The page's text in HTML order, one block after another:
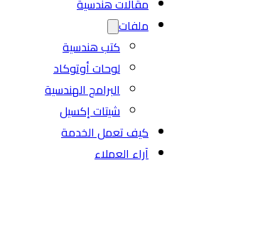
مقالات هندسية
ملفات
كتب هندسية
لوحات أوتوكاد
البرامج الهندسية
شيتات إكسيل
كيف تعمل الخدمة
آراء العملاء